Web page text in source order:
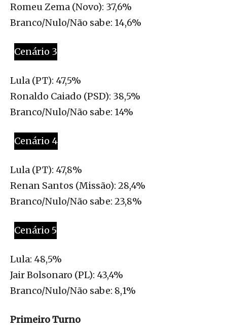
Romeu Zema (Novo): 37,6%
Branco/Nulo/Não sabe: 14,6%
Cenário 3
Lula (PT): 47,5%
Ronaldo Caiado (PSD): 38,5%
Branco/Nulo/Não sabe: 14%
Cenário 4
Lula (PT): 47,8%
Renan Santos (Missão): 28,4%
Branco/Nulo/Não sabe: 23,8%
Cenário 5
Lula: 48,5%
Jair Bolsonaro (PL): 43,4%
Branco/Nulo/Não sabe: 8,1%
Primeiro Turno